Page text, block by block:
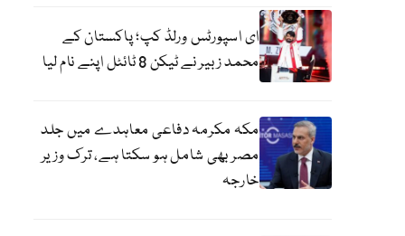
ای اسپورٹس ورلڈ کپ؛ پاکستان کے
محمد زبیر نے ٹیکن 8 ٹائٹل اپنے نام لیا
مکہ مکرمہ دفاعی معاہدے میں جلد
مصر بھی شامل ہو سکتا ہے، ترک وزیر
خارجہ